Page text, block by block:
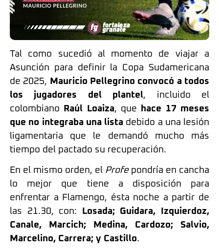
Tal como sucedió al momento de viajar a
Asunción para definir la Copa Sudamericana
de 2025, Mauricio Pellegrino convocó a todos
los jugadores del plantel, incluido el
colombiano
Raúl Loaiza, que
hace 17 meses
que no integraba una lista debido a una lesión
ligamentaria que le demandó mucho más
tiempo del pactado su recuperación.
En el mismo orden, el Profepondría en cancha
lo mejor que tiene a disposición para
enfrentar a Flamengo, ésta noche a partir de
las 21.30, con:
Losada; Guidara, Izquierdoz,
Canale, Marcich; Medina, Cardozo; Salvio,
Marcelino, Carrera; y Castillo.